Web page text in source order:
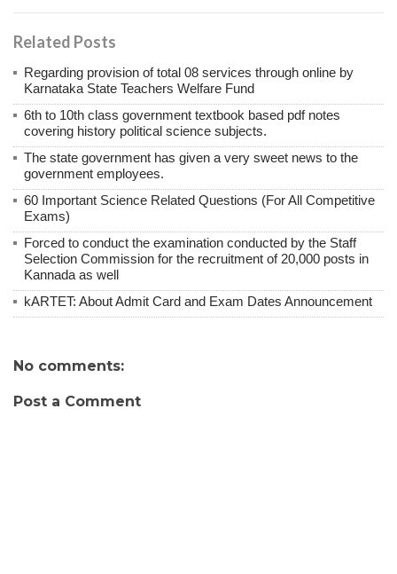
Related Posts
Regarding provision of total 08 services through online by
Karnataka State Teachers Welfare Fund
6th to 10th class government textbook based pdf notes
covering history political science subjects.
The state government has given a very sweet news to the
government employees.
60 Important Science Related Questions (For All Competitive
Exams)
Forced to conduct the examination conducted by the Staff
Selection Commission for the recruitment of 20,000 posts in
Kannada as well
kARTET: About Admit Card and Exam Dates Announcement
No comments:
Post a Comment